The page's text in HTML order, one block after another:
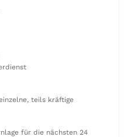
teils kräftige
für die nächsten 24